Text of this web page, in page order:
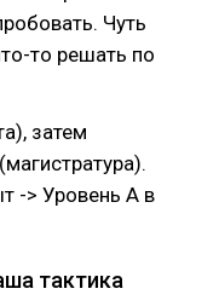
Чуть
то решать по
затем
-> Уровень А в
тактика